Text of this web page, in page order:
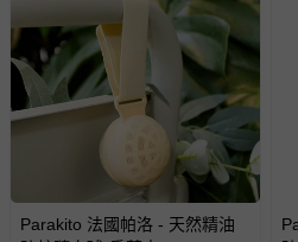
經消費者拆封之影音商品
等）。
非以有形媒介提供之數位內
上服務，經消費者事先同意
戲或活動點數等）。
已拆封之以下類型商品：
-個人衛生用品（例如尿布
墊、寢具類等）。
-新生兒親膚衣物（嬰幼兒
Parakito 法國帕洛 - 天然精油